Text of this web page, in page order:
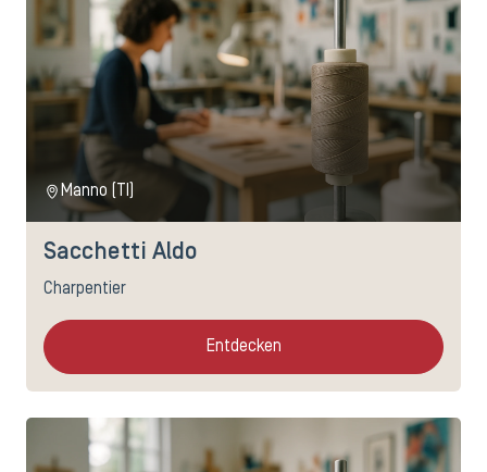
Manno (TI)
Sacchetti Aldo
Charpentier
Entdecken